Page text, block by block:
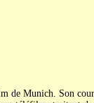
de Munich. Son